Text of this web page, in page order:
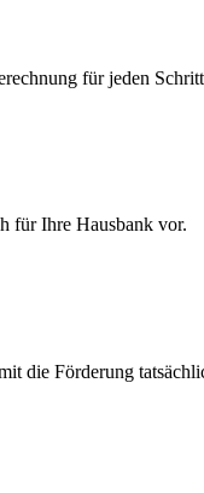
für jeden
für Ihre Hausbank vor.
die Förderung